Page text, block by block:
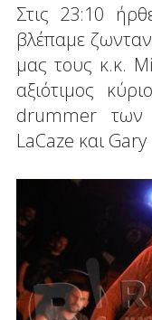
Στις 23:10
βλέπαμε
μας τους κ.κ.
αξιότιμος
drummer των
LaCaze και